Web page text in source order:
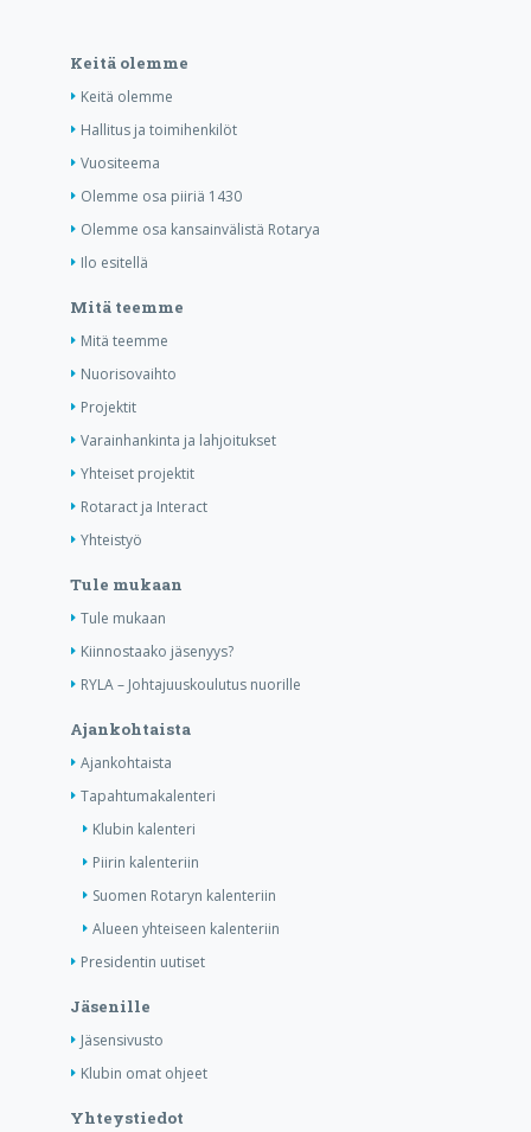
Keitä olemme
Keitä olemme
Hallitus ja toimihenkilöt
Vuositeema
Olemme osa piiriä 1430
Olemme osa kansainvälistä Rotarya
Ilo esitellä
Mitä teemme
Mitä teemme
Nuorisovaihto
Projektit
Varainhankinta ja lahjoitukset
Yhteiset projektit
Rotaract ja Interact
Yhteistyö
Tule mukaan
Tule mukaan
Kiinnostaako jäsenyys?
RYLA – Johtajuuskoulutus nuorille
Ajankohtaista
Ajankohtaista
Tapahtumakalenteri
Klubin kalenteri
Piirin kalenteriin
Suomen Rotaryn kalenteriin
Alueen yhteiseen kalenteriin
Presidentin uutiset
Jäsenille
Jäsensivusto
Klubin omat ohjeet
Yhteystiedot